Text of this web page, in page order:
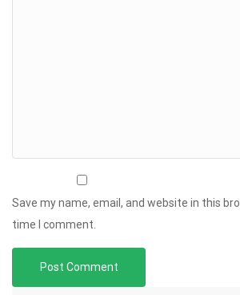
Save my name, email, and website in this
time I comment.